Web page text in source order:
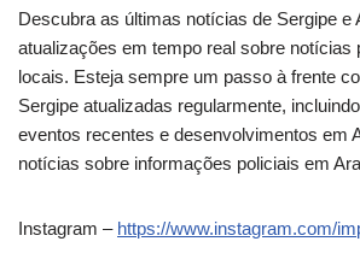
Descubra as últimas notícias de Sergipe e
atualizações em tempo real sobre notícias
locais. Esteja sempre um passo à frente
Sergipe atualizadas regularmente,
eventos recentes e desenvolvimentos em
notícias sobre informações policiais em
Instagram – https://www.instagram.com/